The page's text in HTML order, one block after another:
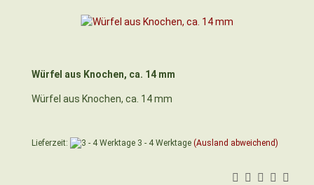
Würfel aus Knochen, ca. 14 mm
Würfel aus Knochen, ca. 14 mm
Lieferzeit: 3 - 4 Werktage (Ausland abweichend)